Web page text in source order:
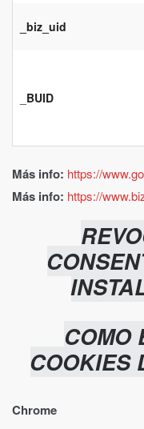
_biz_uid
BUID
Más info: https://
Más info: https://
COMO
COOKIES
Chrome